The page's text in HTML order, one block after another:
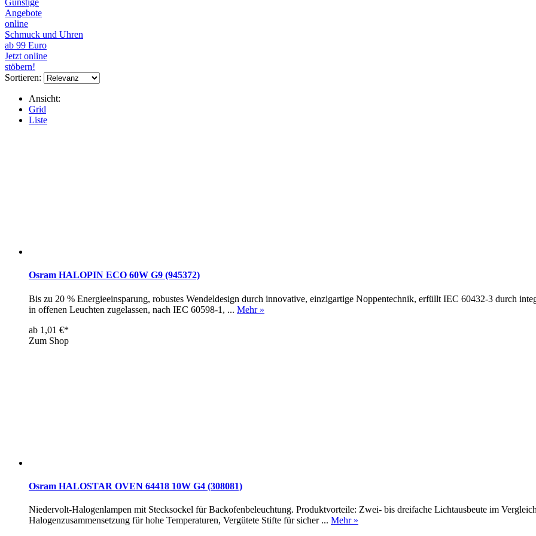
Günstige
Angebote
online
Schmuck und Uhren
ab 99 Euro
Jetzt online
stöbern!
Sortieren:
Ansicht:
Grid
Liste
Osram HALOPIN ECO 60W G9 (945372)
Bis zu 20 % Energieeinsparung, robustes Wendeldesign durch innovative, einzigartige Noppentechnik, erfüllt IEC 60432-3 durch
in offenen Leuchten zugelassen, nach IEC 60598-1, ... Mehr »
ab 1,01 €*
Zum Shop
Osram HALOSTAR OVEN 64418 10W G4 (308081)
Niedervolt-Halogenlampen mit Stecksockel für Backofenbeleuchtung. Produktvorteile: Zwei- bis dreifache Lichtausbeute im
Halogenzusammensetzung für hohe Temperaturen, Vergütete Stifte für sicher ... Mehr »